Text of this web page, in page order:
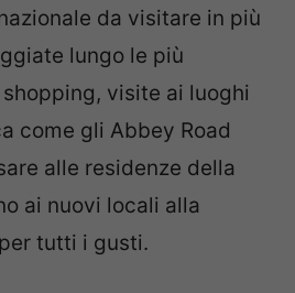
da visitare in più
lungo le più
visite ai luoghi
come gli Abbey Road
alle residenze della
ai nuovi locali alla
tutti i gusti.